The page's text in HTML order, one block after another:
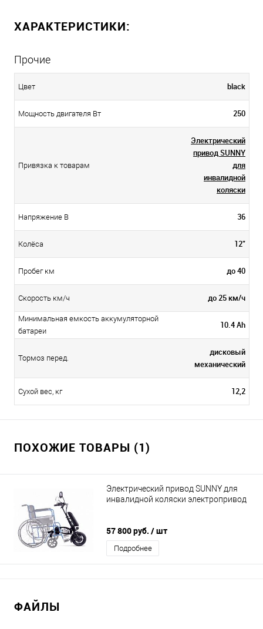
ХАРАКТЕРИСТИКИ:
Прочие
Цвет black
Мощность двигателя Вт 250
Привязка к товарам
Электрический
привод SUNNY
для
инвалидной
коляски
Напряжение В 36
Колёса 12"
Пробег км до 40
Скорость км/ч до 25 км/ч
Минимальная емкость аккумуляторной
батареи
10.4 Ah
Тормоз перед.
дисковый
механический
Сухой вес, кг 12,2
ПОХОЖИЕ ТОВАРЫ (1)
Электрический привод SUNNY для
инвалидной коляски электропривод
57 800 руб. / шт
Подробнее
ФАЙЛЫ